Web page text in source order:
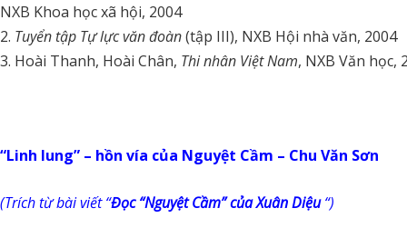
NXB Khoa học xã hội, 2004
2. Tuyển tập Tự lực văn đoàn(tập III), NXB Hội nhà văn, 2004
3. Hoài Thanh, Hoài Chân, Thi nhân Việt Nam, NXB Văn học,
“Linh lung” – hồn vía của Nguyệt Cầm – Chu Văn Sơn
(Trích từ bài viết “Đọc “Nguyệt Cầm” của Xuân Diệu“)